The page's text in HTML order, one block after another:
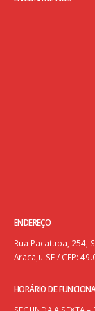
ENDEREÇO
Rua Pacatuba, 254,
Aracaju-SE / CEP:
HORÁRIO DE